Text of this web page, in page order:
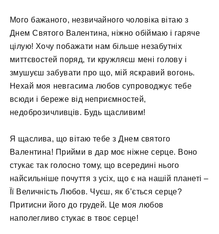
Мого бажаного, незвичайного чоловіка вітаю з
Днем Святого Валентина, ніжно обіймаю і гаряче
цілую! Хочу побажати нам більше незабутніх
миттєвостей поряд, ти кружляєш мені голову і
змушуєш забувати про що, мій яскравий вогонь.
Нехай моя невгасима любов супроводжує тебе
всюди і береже від неприємностей,
недоброзичливців. Будь щасливим!
Я щаслива, що вітаю тебе з Днем святого
Валентина! Прийми в дар моє ніжне серце. Воно
стукає так голосно тому, що всередині нього
найсильніше почуття з усіх, що є на нашій планеті –
Її Величність Любов. Чуєш, як б’ється серце?
Притисни його до грудей. Це моя любов
наполегливо стукає в твоє серце!